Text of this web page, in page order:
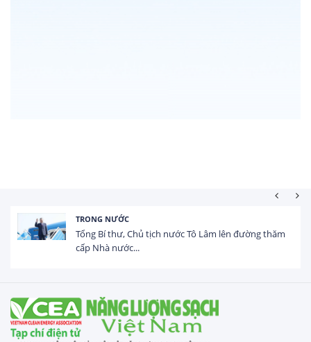
TRONG NƯỚC
Tổng Bí thư, Chủ tịch nước Tô Lâm lên đường thăm
cấp Nhà nước...